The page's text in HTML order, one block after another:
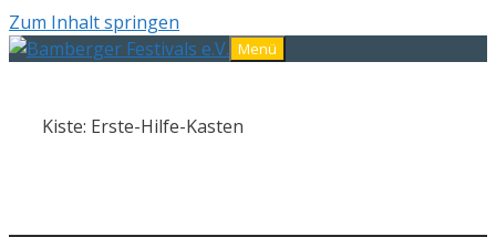
Zum Inhalt springen
Menü
Kiste: Erste-Hilfe-Kasten